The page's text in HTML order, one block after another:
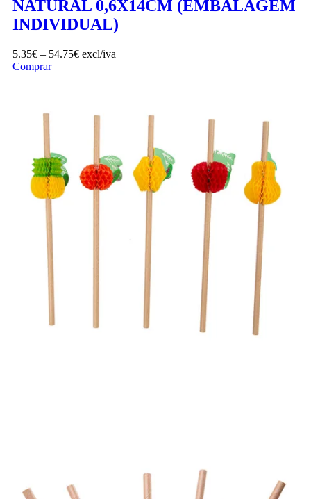
NATURAL 0,6X14CM (EMBALAGEM
INDIVIDUAL)
5.35€ – 54.75€ excl/iva
Comprar